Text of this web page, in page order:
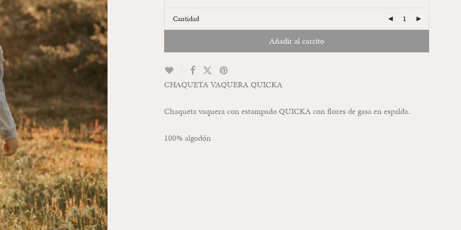
CHAQUETA VAQUERA QUICKA
Chaqueta vaquera con estampado QUICKA con flores de gasa en espalda.
100% algodón
Cantidad
Añadir al carrito